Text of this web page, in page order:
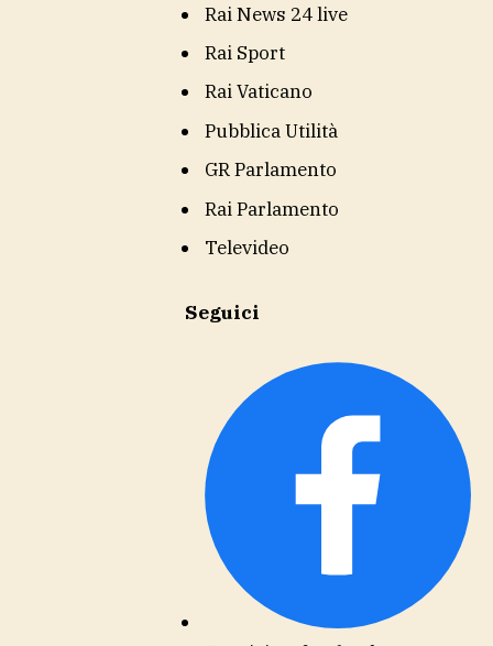
Rai News 24 live
Rai Sport
Rai Vaticano
Pubblica Utilità
GR Parlamento
Rai Parlamento
Televideo
Seguici